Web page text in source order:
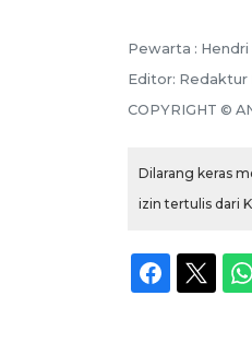
Pewarta : Hendri
Editor: Redaktur
COPYRIGHT ©
Dilarang keras
izin tertulis dari